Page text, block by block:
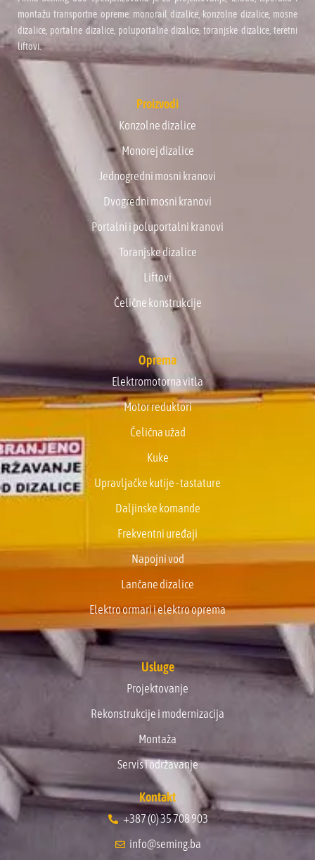
montažu transportne opreme: monorail dizalice, konzolne dizalice, mosne
dizalice, portalne dizalice, poluportalne dizalice, toranjske dizalice, teretni
liftovi.
Proizvodi
Konzolne dizalice
Monorej dizalice
Jednogredni mosni kranovi
Dvogredni mosni kranovi
Portalni i poluportalni kranovi
Toranjske dizalice
Liftovi
Čelične konstrukcije
Oprema
Elektromotorna vitla
Motor reduktori
Čelična užad
Kuke
Upravljačke kutije - tastature
Daljinske komande
Frekventni uređaji
Napojni vod
Lančane dizalice
Elektro ormari i elektro oprema
Usluge
Projektovanje
Rekonstrukcije i modernizacija
Montaža
Servis i održavanje
Kontakt
+387 (0) 35 708 903
info@seming.ba